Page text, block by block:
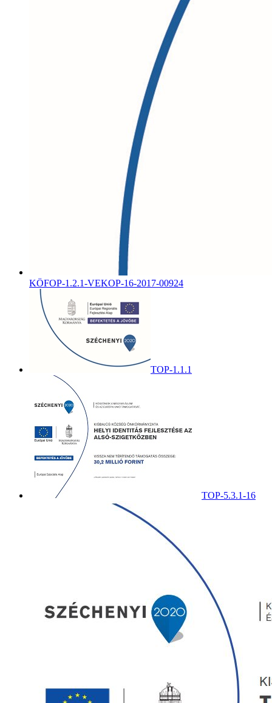
KÖFOP-1.2.1-VEKOP-16-2017-00924
TOP-1.1.1
TOP-5.3.1-16